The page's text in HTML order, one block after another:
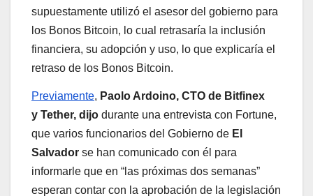
supuestamente utilizó el asesor del gobierno para
los Bonos Bitcoin, lo cual retrasaría la inclusión
financiera, su adopción y uso, lo que explicaría el
retraso de los Bonos Bitcoin.
Previamente, Paolo Ardoino, CTO de Bitfinex
y Tether, dijo durante una entrevista con Fortune,
que varios funcionarios del Gobierno de El
Salvador se han comunicado con él para
informarle que en “las próximas dos semanas”
esperan contar con la aprobación de la legislación